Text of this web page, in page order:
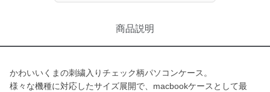
商品説明
かわいいくまの刺繍入りチェック柄パソコンケース。
様々な機種に対応したサイズ展開で、macbookケースとして最